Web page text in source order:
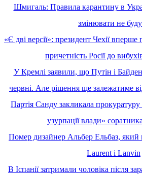
Шмигаль: Правила карантину в
змінювати не
«Є дві версії»: президент Чехії
причетність Росії до
У Кремлі заявили, що Путін і
червні. Але рішення ще залежатиме
Партія Санду закликала прокуратуру
узурпації влади»
Помер дизайнер Альбер Ельбаз, який
Laurent і Lanvin
В Іспанії затримали чоловіка після